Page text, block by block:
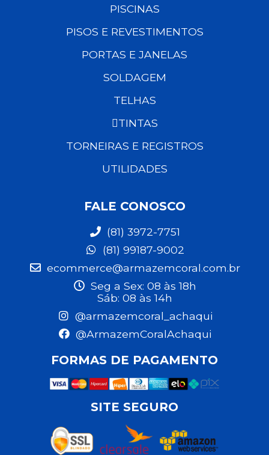
PISCINAS
PISOS E REVESTIMENTOS
PORTAS E JANELAS
SOLDAGEM
TELHAS
TINTAS
TORNEIRAS E REGISTROS
UTILIDADES
FALE CONOSCO
(81) 3972-7751
(81) 99187-9002
ecommerce@armazemcoral.com.br
Seg a Sex: 08 às 18h
Sáb: 08 às 14h
@armazemcoral_achaqui
@ArmazemCoralAchaqui
FORMAS DE PAGAMENTO
SITE SEGURO